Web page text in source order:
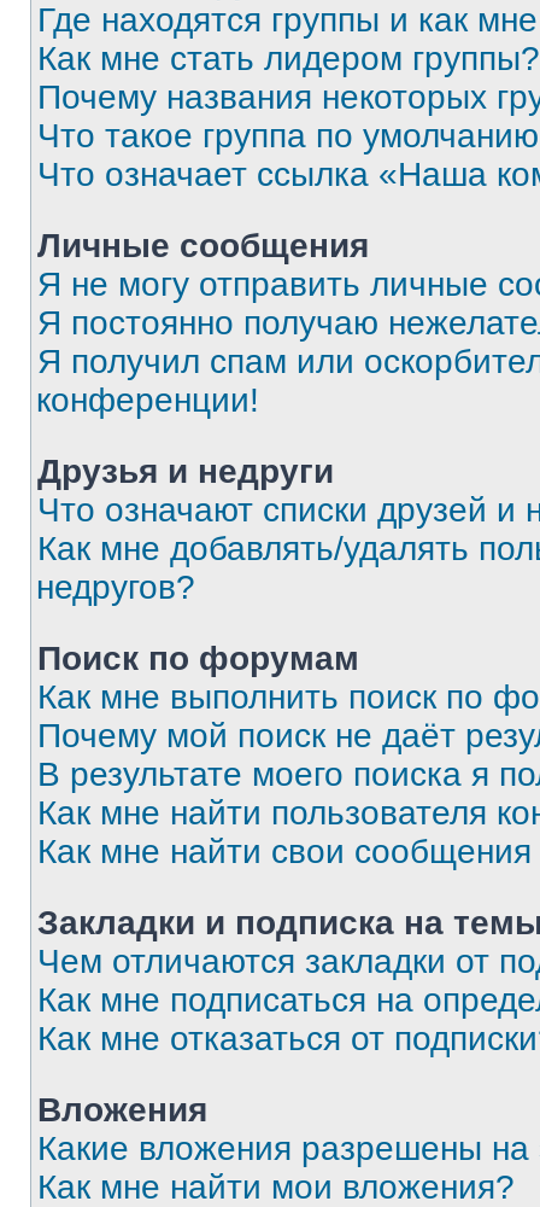
Где находятся группы и как
Как мне стать лидером группы?
Почему названия некоторых
Что такое группа по
Что означает ссылка «Наша
Личные сообщения
Я не могу отправить личные
Я постоянно получаю
Я получил спам или
конференции!
Друзья и недруги
Что означают списки друзей и
Как мне добавлять/удалять
недругов?
Поиск по форумам
Как мне выполнить поиск по
Почему мой поиск не даёт
В результате моего поиска я
Как мне найти пользователя
Как мне найти свои
Закладки и подписка на
Чем отличаются закладки от
Как мне подписаться на
Как мне отказаться от
Вложения
Какие вложения разрешены
Как мне найти мои вложения?